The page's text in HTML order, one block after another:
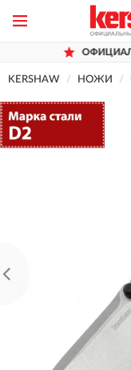
ОФИЦИАЛЬНЫЙДИЛЕР
KERSHAW НОЖИ